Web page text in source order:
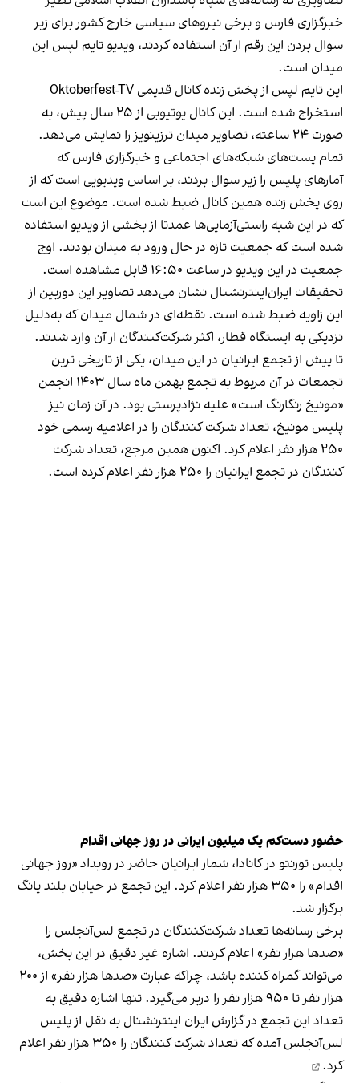
خبرگزاری فارس و برخی نیروهای سیاسی خارج کشور برای زیر
سوال بردن این رقم از آن استفاده کردند، ویدیو تایم لپس این
میدان است.
این تایم لپس از پخش زنده کانال قدیمی Oktoberfest-TV
استخراج شده است. این کانال یوتیوبی از ۲۵ سال پیش،
به
صورت ۲۴ ساعته
، تصاویر میدان ترزینویز را نمایش می‌دهد.
تمام پست‌های شبکه‌های اجتماعی و خبرگزاری فارس که
آمارهای پلیس را زیر سوال بردند، بر اساس ویدیویی است که از
روی پخش زنده همین کانال ضبط شده است. موضوع این است
که در این شبه راستی‌آزمایی‌ها عمدتا از بخشی از ویدیو استفاده
شده است که جمعیت تازه در حال ورود به میدان بودند. اوج
جمعیت در این ویدیو در ساعت ۱۶:۵۰ قابل مشاهده است.
تحقیقات ایران‌اینترنشنال نشان می‌دهد تصاویر این دوربین از
این زاویه ضبط شده است. نقطه‌ای در شمال میدانکه به‌دلیل
نزدیکی به ایستگاه‌ قطار، اکثر شرکت‌کنندگان از آن وارد شدند.
تا پیش از تجمع ایرانیان در این میدان، یکی از تاریخی ترین
تجمعات در آن مربوط به تجمع بهمن ماه سال ۱۴۰۳ انجمن
«مونیخ رنگارنگ است» علیه نژادپرستی بود. در آن زمان نیز
پلیس مونیخ، تعداد شرکت کنندگان را در اعلامیه رسمی خود
۲۵۰ هزار نفر
اعلام کرد. اکنون همین مرجع، تعداد شرکت
کنندگان در تجمع ایرانیان را ۲۵۰ هزار نفر
اعلام کرده است.
حضور دست‌کم یک میلیون ایرانی در روز جهانی اقدام
پلیس تورنتو در کانادا، شمار ایرانیان حاضر در رویداد «روز جهانی
اقدام» را ۳۵۰ هزار نفر اعلام کرد. این تجمع در
خیابان بلند یانگ
برگزار شد.
برخی رسانه‌ها تعداد شرکت‌کنندگان در تجمع لس‌آنجلس را
«صدها هزار نفر» اعلام کردند. اشاره غیر دقیق در این بخش،
می‌تواند گمراه کننده باشد، چراکه عبارت «صدها هزار نفر» از ۲۰۰
هزار نفر تا ۹۵۰ هزار نفر را دربر می‌گیرد. تنها اشاره دقیق به
تعداد این تجمع در گزارش ایران اینترنشنال به نقل از پلیس
لس‌آنجلس آمده که تعداد شرکت کنندگان را ۳۵۰ هزار نفر
اعلام
کرد.